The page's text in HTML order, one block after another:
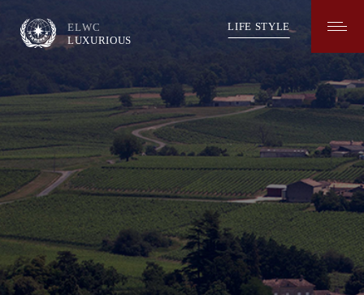
ELWC
LUXURIOUS
LIFE STYLE